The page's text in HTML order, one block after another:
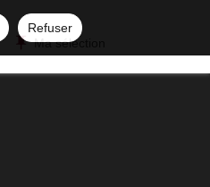
Refuser
Ma sélection